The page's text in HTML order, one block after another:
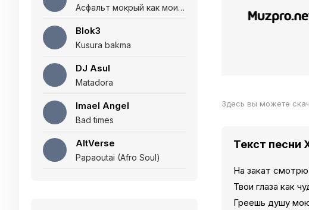
Асфальт мокрый как мои глаза и я нарезаю
Blok3
Kusura bakma
DJ Asul
Matadora
Imael Angel
Bad times
AltVerse
Papaoutai (Afro Soul)
Здесь вы можете
Текст песни
На закат смотрю
Твои глаза как
Греешь душу